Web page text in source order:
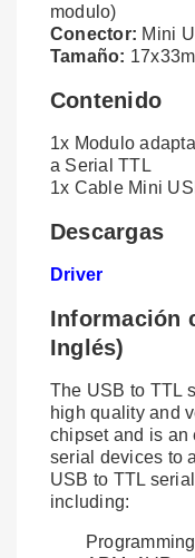
modulo)
Conector: Mini
Tamaño:
Contenido
1x Modulo
a Serial TTL
1x Cable Mini
Descargas
Driver
Información
Inglés)
The USB to TTL
high quality and
chipset and is an
serial devices to
USB to TTL
including: